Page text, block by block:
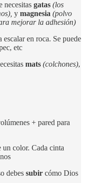
necesitas gatas (los
y magnesia (polvo
mejorar la adhesión)
en roca. Se puede
etc
mats (colchones),
+ pared para
un color. Cada cinta
debes subir cómo Dios